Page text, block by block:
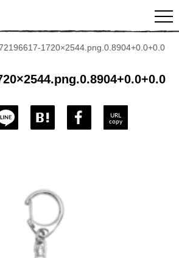
1720×2544.png.0.8904+0.0+0.0
URL
copy